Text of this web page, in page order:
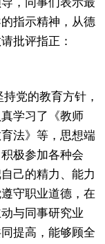
指示精神，从德
批评指正：
党的教育方针，
学习了《教师
法》等，思想端
极参加各种会
己的精力、能力
守职业道德，在
与同事研究业
提高，能够顾全